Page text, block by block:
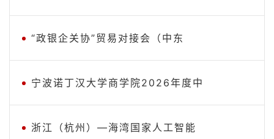
“政银企关协”贸易对接会（中东
宁波诺丁汉大学商学院2026年度中
浙江（杭州）—海湾国家人工智能